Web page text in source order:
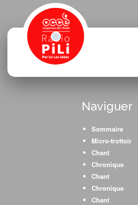
CONTACT
emission-
Naviguer
Sommaire
Micro-trottoir
Chant
Chronique
Chant
Chronique
Chant